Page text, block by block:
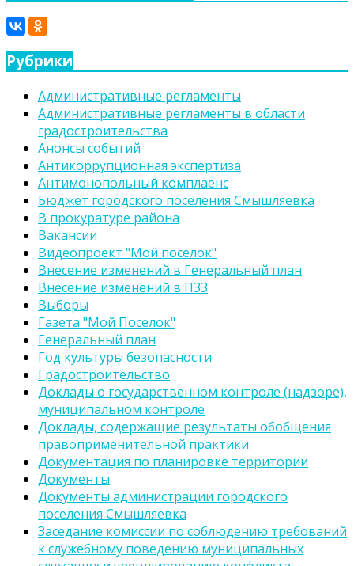
Рубрики
Административные регламенты
Административные регламенты в области
градостроительства
Анонсы событий
Антикоррупционная экспертиза
Антимонопольный комплаенс
Бюджет городского поселения Смышляевка
В прокуратуре района
Вакансии
Видеопроект "Мой поселок"
Внесение изменений в Генеральный план
Внесение изменений в ПЗЗ
Выборы
Газета "Мой Поселок"
Генеральный план
Год культуры безопасности
Градостроительство
Доклады о государственном контроле (надзоре),
муниципальном контроле
Доклады, содержащие результаты обобщения
правоприменительной практики.
Документация по планировке территории
Документы
Документы администрации городского
поселения Смышляевка
Заседание комиссии по соблюдению требований
к служебному поведению муниципальных